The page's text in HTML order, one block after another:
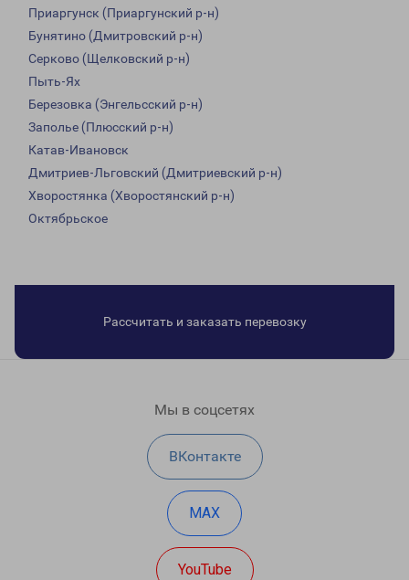
Приаргунск (Приаргунский р-н)
Бунятино (Дмитровский р-н)
Серково (Щелковский р-н)
Пыть-Ях
Березовка (Энгельсский р-н)
Заполье (Плюсский р-н)
Катав-Ивановск
Дмитриев-Льговский (Дмитриевский р-н)
Хворостянка (Хворостянский р-н)
Октябрьское
Рассчитать и заказать перевозку
Мы в соцсетях
ВКонтакте
MAX
YouTube